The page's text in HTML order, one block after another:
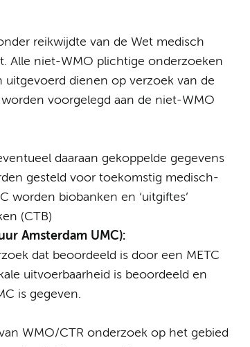
reikwijdte van de Wet medisch
Alle niet-WMO plichtige onderzoeken
dienen op verzoek van de
voorgelegd aan de niet-WMO
daaraan gekoppelde gegevens
gesteld voor toekomstig medisch-
worden biobanken en ‘uitgiftes’
(CTB)
Amsterdam UMC):
dat beoordeeld is door een METC
uitvoerbaarheid is beoordeeld en
is gegeven.
WMO/CTR onderzoek op het gebied